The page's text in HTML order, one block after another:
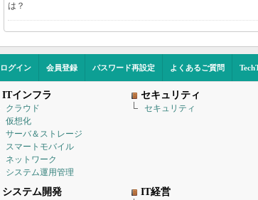
は？
ログイン 会員登録 パスワード再設定 よくあるご質問
ITインフラ
クラウド
仮想化
サーバ＆ストレージ
スマートモバイル
ネットワーク
システム運用管理
セキュリティ
セキュリティ
システム開発 IT経営